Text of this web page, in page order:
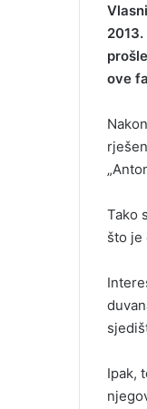
ove
Tako
što je
Ipak,